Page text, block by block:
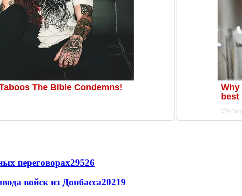
переговорах29526
войск из Донбасса20219